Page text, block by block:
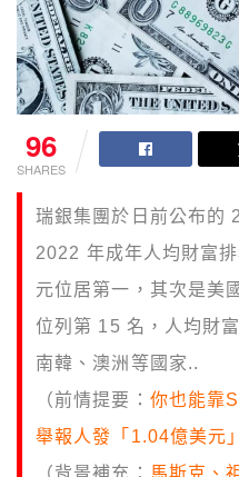
96
SHARES
瑞銀集團於日前公布的
2022 年成年人均財富
元位居第一，其次是美
位列第 15 名，人均財
南韓、澳洲等國家..
（前情提要： 你也能靠
舉報人發「1.04億美元
（背景補充： 馬斯克、